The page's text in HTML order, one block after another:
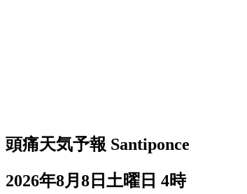
頭痛天気予報 Santiponce
2026年8月8日土曜日 4時